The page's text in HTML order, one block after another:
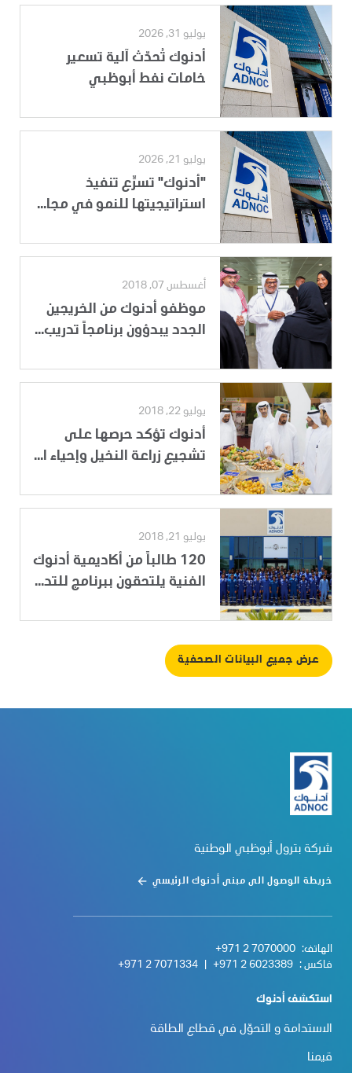
يوليو 31, 2026
أدنوك تُحدّث آلية تسعير
خامات نفط أبوظبي
يوليو 21, 2026
"أدنوك" تسرِّع تنفيذ
استراتيجيتها للنمو في مجا...
أغسطس 07, 2018
موظفو أدنوك من الخريجين
الجدد يبدؤون برنامجاً تدريب...
يوليو 22, 2018
أدنوك تؤكد حرصها على
تشجيع زراعة النخيل وإحياء ا...
يوليو 21, 2018
120 طالباً من أكاديمية أدنوك
الفنية يلتحقون ببرنامج للتد...
عرض جميع البيانات الصحفية
شركة بترول أبوظبي الوطنية
خريطة الوصول الى مبنى أدنوك الرئيسي
الهاتف: +971 2 7070000
فاكس : +971 2 6023389
+971 2 7071334
استكشف أدنوك
الاستدامة و التحوّل في قطاع الطاقة
قيمنا